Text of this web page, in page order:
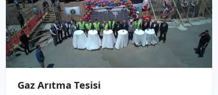
Gaz Arıtma Tesisi